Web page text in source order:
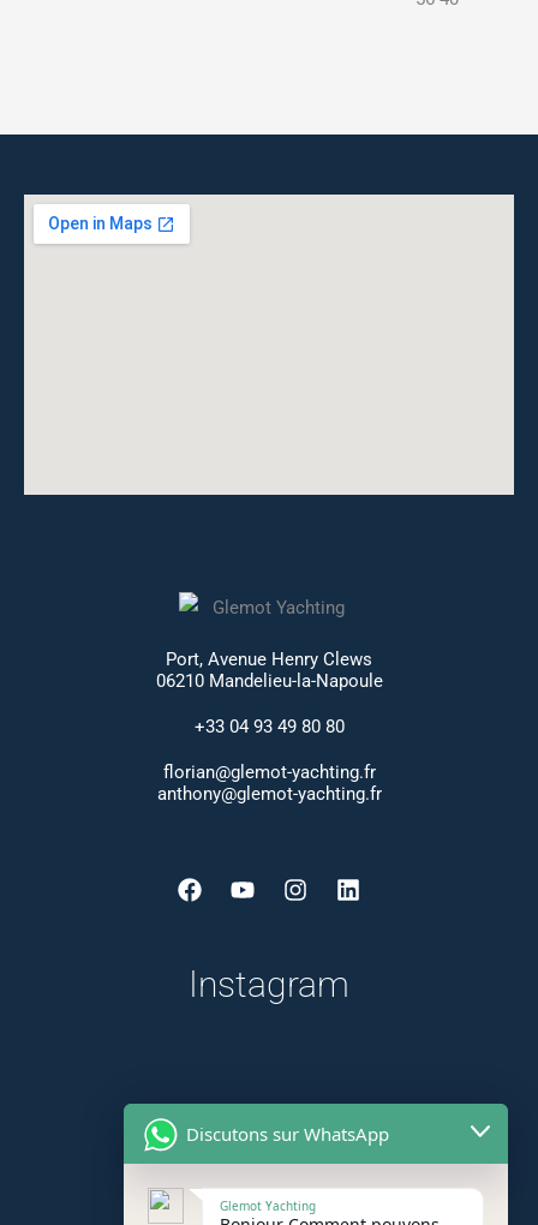
Port, Avenue Henry Clews
06210 Mandelieu-la-Napoule
+33 04 93 49 80 80
florian@glemot-yachting.fr
anthony@glemot-yachting.fr
Facebook
YoutubeInstagram
Linkedin
Instagram
Discutons sur WhatsApp
Glemot Yachting